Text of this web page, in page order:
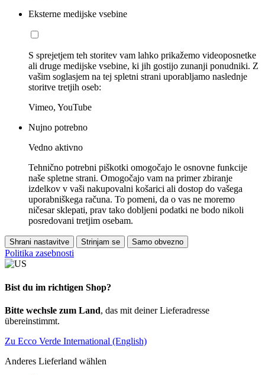
Eksterne medijske vsebine
S sprejetjem teh storitev vam lahko prikažemo videoposnetke
ali druge medijske vsebine, ki jih gostijo zunanji ponudniki. Z
vašim soglasjem na tej spletni strani uporabljamo naslednje
storitve tretjih oseb:
Vimeo, YouTube
Nujno potrebno
Vedno aktivno
Tehnično potrebni piškotki omogočajo le osnovne funkcije
naše spletne strani. Omogočajo vam na primer zbiranje
izdelkov v vaši nakupovalni košarici ali dostop do vašega
uporabniškega računa. To pomeni, da o vas ne moremo
ničesar sklepati, prav tako dobljeni podatki ne bodo nikoli
posredovani tretjim osebam.
Shrani nastavitve Strinjam se Samo obvezno
Politika zasebnosti
Bist du im richtigen Shop?
Bitte wechsle zum Land, das mit deiner Lieferadresse
übereinstimmt.
Zu Ecco Verde International (English)
Anderes Lieferland wählen